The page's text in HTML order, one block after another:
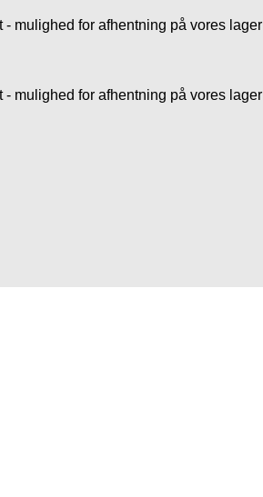
for afhentning på vores lager
for afhentning på vores lager